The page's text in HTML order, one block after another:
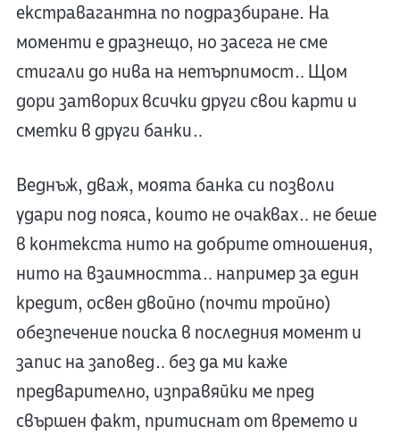
екстравагантна по подразбиране. На
моменти е дразнещо, но засега не сме
стигали до нива на нетърпимост… Щом
дори затворих всички други свои карти и
сметки в други банки…
Веднъж, дваж, моята банка си позволи
удари под пояса, които не очаквах… не беше
в контекста нито на добрите отношения,
нито на взаимността… например за един
кредит, освен двойно (почти тройно)
обезпечение поиска в последния момент и
запис на заповед… без да ми каже
предварително, изправяйки ме пред
свършен факт, притиснат от времето и